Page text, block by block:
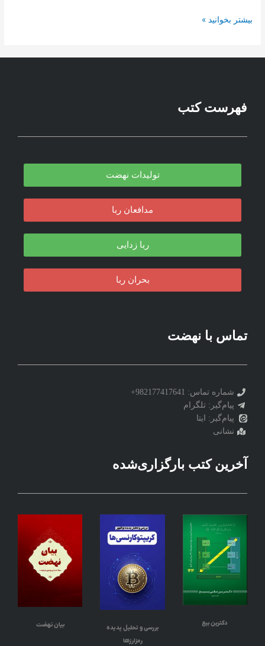
بیشتر بخوانید »
فهرست کتب
تولیدات نهضت
مدافعان ربا
ربا زدایی
بحران ربا
تماس با نهضت
شماره تماس: 982177417641+
پیام‌گیر: تلگرام
پیام‌گیر: ایتا
نشانی
آخرین کتب بارگزاری‌شده
دکترین بیع
بررسی و تحلیل پدیده
رمزارزها
بیان نهضت